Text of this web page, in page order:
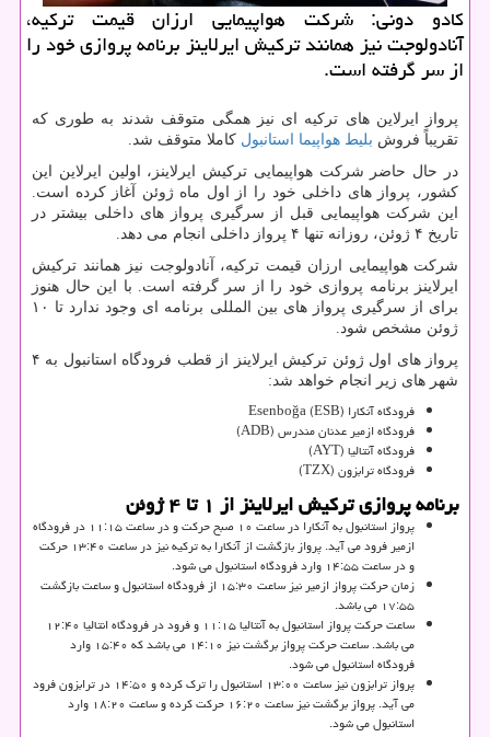
كادو دونی: شركت هواپیمایی ارزان قیمت تركیه،
آنادولوجت نیز همانند تركیش ایرلاینز برنامه پروازی خود را
از سر گرفته است.
پرواز ایرلاین های ترکیه ای نیز همگی متوقف شدند به طوری که
تقریباً فروش بلیط هواپیما استانبول کاملا متوقف شد.
در حال حاضر شرکت هواپیمایی ترکیش ایرلاینز، اولین ایرلاین این
کشور، پرواز های داخلی خود را از اول ماه ژوئن آغاز کرده است.
این شرکت هواپیمایی قبل از سرگیری پرواز های داخلی بیشتر در
تاریخ ۴ ژوئن، روزانه تنها ۴ پرواز داخلی انجام می دهد.
شرکت هواپیمایی ارزان قیمت ترکیه، آنادولوجت نیز همانند ترکیش
ایرلاینز برنامه پروازی خود را از سر گرفته است. با این حال هنوز
برای از سرگیری پرواز های بین المللی برنامه ای وجود ندارد تا ۱۰
ژوئن مشخص شود.
پرواز های اول ژوئن ترکیش ایرلاینز از قطب فرودگاه استانبول به ۴
شهر های زیر انجام خواهد شد:
فرودگاه آنکارا Esenboğa (ESB)
فرودگاه ازمیر عدنان مندرس (ADB)
فرودگاه آنتالیا (AYT)
فرودگاه ترابزون (TZX)
برنامه پروازی ترکیش ایرلاینز از ۱ تا ۴ ژوئن
پرواز استانبول به آنکارا در ساعت ۱۰ صبح حرکت و در ساعت ۱۱:۱۵ در فرودگاه
ازمیر فرود می آید. پرواز بازگشت از آنکارا به ترکیه نیز در ساعت ۱۳:۴۰ حرکت
و در ساعت ۱۴:۵۵ وارد فرودگاه استانبول می شود.
زمان حرکت پرواز ازمیر نیز ساعت ۱۵:۳۰ از فرودگاه استانبول و ساعت بازگشت
۱۷:۵۵ می باشد.
ساعت حرکت پرواز استانبول به آنتالیا ۱۱:۱۵ و فرود در فرودگاه انتالیا ۱۲:۴۰
می باشد. ساعت حرکت پرواز برگشت نیز ۱۴:۱۰ می باشد که ۱۵:۴۰ وارد
فرودگاه استانبول می شود.
پرواز ترابزون نیز ساعت ۱۳:۰۰ استانبول را ترک کرده و ۱۴:۵۰ در ترابزون فرود
می آید. پرواز برگشت نیز ساعت ۱۶:۲۰ حرکت کرده و ساعت ۱۸:۲۰ وارد
استانبول می شود.